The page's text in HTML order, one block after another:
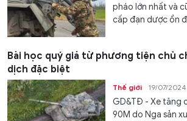
pháo lớn nhất và
cấp đạn dược ổn
Bài học quý giá từ phương tiện chủ
dịch đặc biệt
Thế giới 19/07/
GD&TĐ - Xe tăng
90M do Nga sản